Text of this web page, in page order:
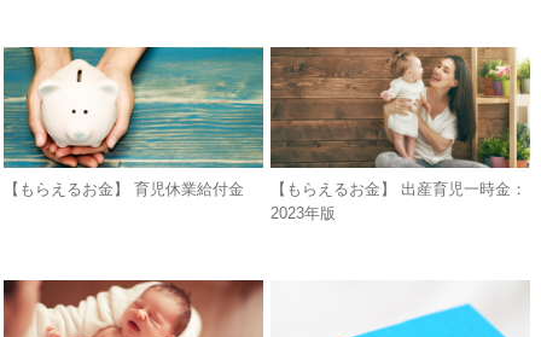
【もらえるお金】 育児休業給付金
【もらえるお金】 出産育児一時金：
2023年版